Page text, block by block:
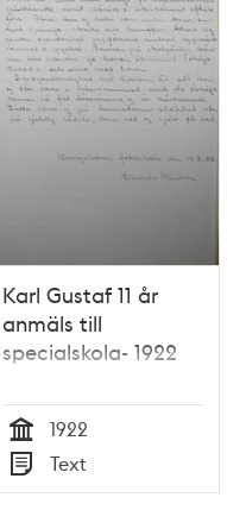
Karl Gustaf 11 år
anmäls till
specialskola- 1922
Tid
1922
Typ
Text